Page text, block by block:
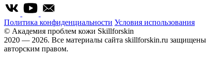
Политика конфиденциальности Условия использования
© Академия проблем кожи Skillforskin
2020 — 2026. Все материалы сайта skillforskin.ru защищены
авторским правом.